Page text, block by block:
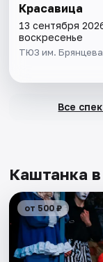
Красавица
13 сентября
воскресенье
ТЮЗ им. Брянцева
Все
Каштанка
от 500 ₽